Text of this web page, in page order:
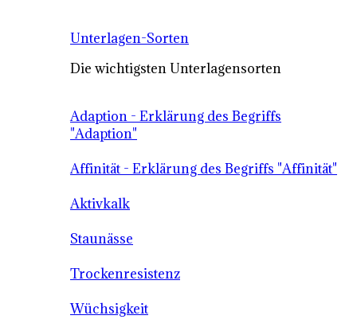
Unterlagen-Sorten
Die wichtigsten Unterlagensorten
Adaption - Erklärung des Begriffs
"Adaption"
Affinität - Erklärung des Begriffs "Affinität"
Aktivkalk
Staunässe
Trockenresistenz
Wüchsigkeit